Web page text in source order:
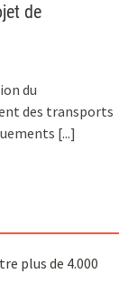
de
du
des transports
[...]
plus de 4.000